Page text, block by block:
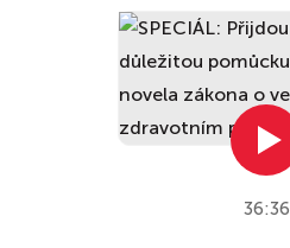
36:36